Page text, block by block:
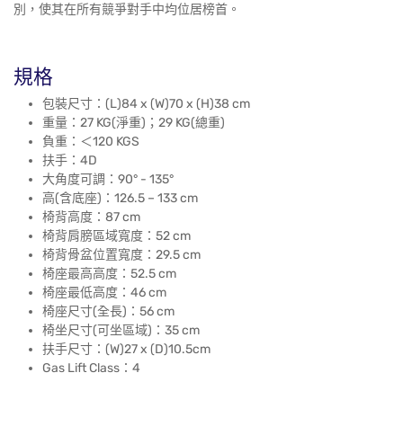
別，使其在所有競爭對手中均位居榜首。
規格
包裝尺寸：(L)84 x (W)70 x (H)38 cm
重量：27 KG(淨重)；29 KG(總重)
負重：＜120 KGS
扶手：4D
大角度可調：90° - 135°
高(含底座)：126.5 – 133 cm
椅背高度：87 cm
椅背肩膀區域寬度：52 cm
椅背骨盆位置寬度：29.5 cm
椅座最高高度：52.5 cm
椅座最低高度：46 cm
椅座尺寸(全長)：56 cm
椅坐尺寸(可坐區域)：35 cm
扶手尺寸：(W)27 x (D)10.5cm
Gas Lift Class：4